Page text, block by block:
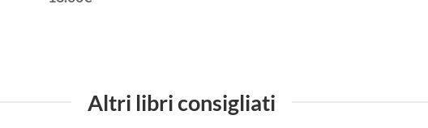
Altri libri consigliati